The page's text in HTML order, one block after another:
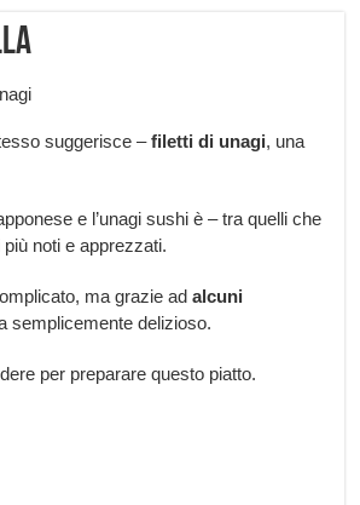
suggerisce –filetti di unagi, una
e l’unagi sushi è – tra quelli che
noti e apprezzati.
ma grazie ad alcuni
semplicemente delizioso.
per preparare questo piatto.